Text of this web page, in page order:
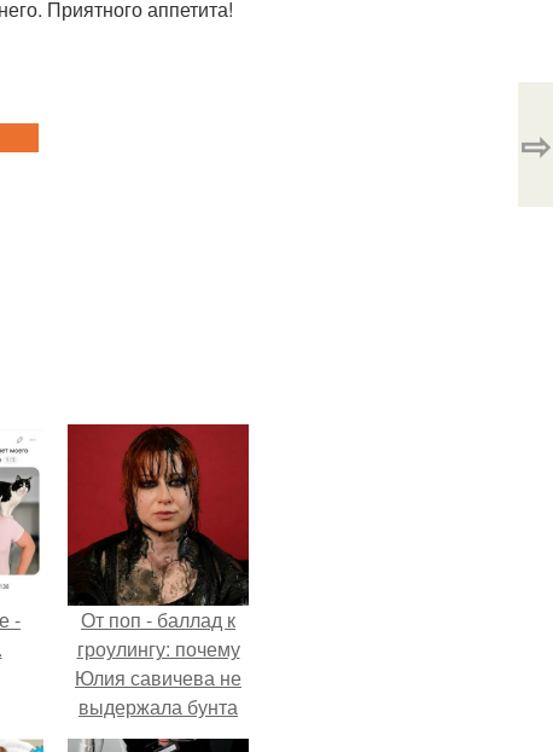
Приятного аппетита!
⇨
-
От поп - баллад к
гроулингу: почему
Юлия савичева не
выдержала бунта
собственной